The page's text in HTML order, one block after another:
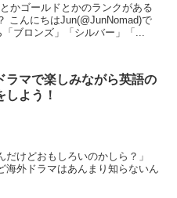
かゴールドとかのランクがある
「ブロンズ」「シルバー」「...
ラマで楽しみながら英語の
しよう！
だけどおもしろいのかしら？」
海外ドラマはあんまり知らないん